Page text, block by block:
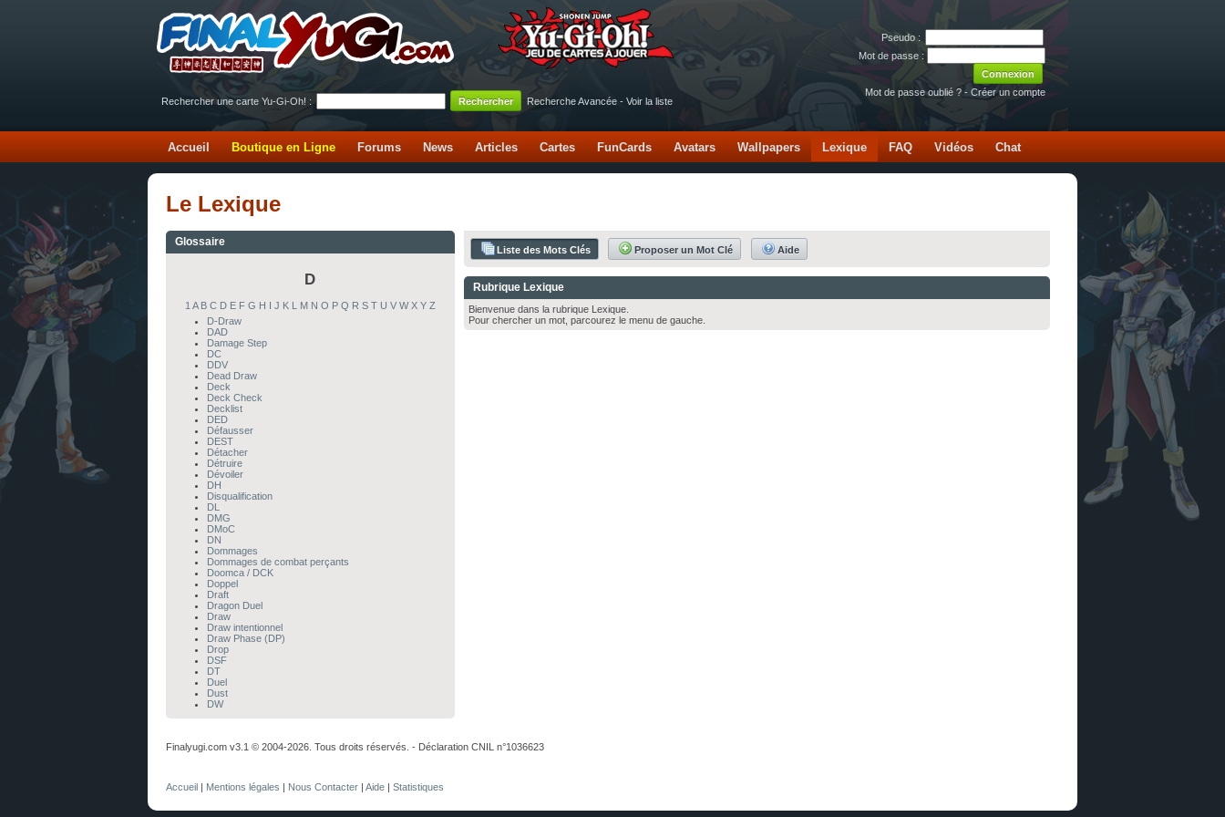
Pseudo :
Mot de passe :
Mot de passe oublié ? - Créer un compte
Rechercher une carte Yu-Gi-Oh! :
Recherche Avancée - Voir la liste
Accueil Boutique en Ligne Forums News Articles Cartes FunCards Avatars Wallpapers Lexique FAQ Vidéos Chat
Le Lexique
Glossaire
D
1 A B C D E F G H J K M N O P Q R S T U V W X Y Z
D-Draw
DAD
Damage Step
DC
DDV
Dead Draw
Deck
Deck Check
Decklist
DED
Défausser
DEST
Détacher
Détruire
Dévoiler
DH
Disqualification
DL
DMG
DMoC
DN
Dommages
Dommages de combat perçants
Doomca / DCK
Doppel
Draft
Dragon Duel
Draw
Draw intentionnel
Draw Phase (DP)
Drop
DSF
DT
Duel
Dust
DW
Liste des Mots Clés Proposer un Mot Clé Aide
Rubrique Lexique
Bienvenue dans la rubrique Lexique.
Pour chercher un mot, parcourez le menu de gauche.
Finalyugi.com v3.1 © 2004-2026. Tous droits réservés. - Déclaration CNIL n°1036623
Accueil Mentions légales Nous Contacter Aide Statistiques